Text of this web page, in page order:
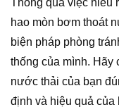
Thông qua việc hiểu
hao mòn bơm thoát
biện pháp phòng
thống của mình. Hãy
nước thải của bạn
định và hiệu quả